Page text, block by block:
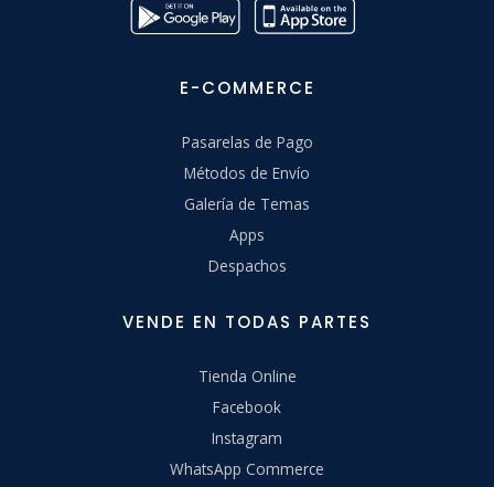
E-COMMERCE
Pasarelas de Pago
Métodos de Envío
Galería de Temas
Apps
Despachos
VENDE EN TODAS PARTES
Tienda Online
Facebook
Instagram
WhatsApp Commerce